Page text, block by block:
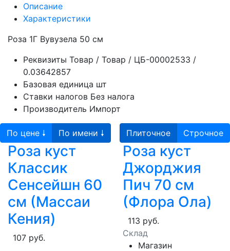
Описание
Характеристики
Роза 1Г Вувузела 50 см
Реквизиты Товар / Товар / ЦБ-00002533 /
0.03642857
Базовая единица шт
Ставки налогов Без налога
Производитель Импорт
По цене 🠗 По имени 🠗 Плиточное Строчное
Роза куст
Классик
Сенсейшн 60
см (Массаи
Кения)
107 руб.
Роза куст
Джорджия
Пич 70 см
(Флора Ола)
113 руб.
Склад
Магазин